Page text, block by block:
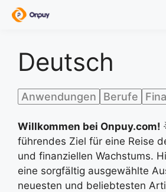
Skip
Deutsch
Anwendungen Berufe
Willkommen bei Onpuy.com!
führendes Ziel für eine Reise
und finanziellen Wachstums.
eine sorgfältig ausgewählte
neuesten und beliebtesten